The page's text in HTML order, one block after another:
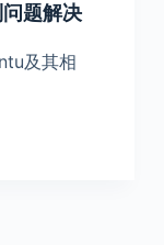
题解决
及其相